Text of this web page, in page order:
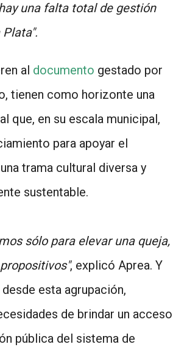
ay una falta total de gestión
al documento gestado por
tienen como horizonte una
que, en su escala municipal,
para apoyar el
trama cultural diversa y
sustentable.
sólo para elevar una queja,
, explicó Aprea. Y
esta agrupación,
de brindar un acceso
pública del sistema de